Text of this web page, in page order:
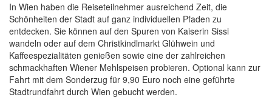
In Wien haben die Reiseteilnehmer ausreichend Zeit, die
Schönheiten der Stadt auf ganz individuellen Pfaden zu
entdecken. Sie können auf den Spuren von Kaiserin Sissi
wandeln oder auf dem Christkindlmarkt Glühwein und
Kaffeespezialitäten genießen sowie eine der zahlreichen
schmackhaften Wiener Mehlspeisen probieren. Optional kann zur
Fahrt mit dem Sonderzug für 9,90 Euro noch eine geführte
Stadtrundfahrt durch Wien gebucht werden.